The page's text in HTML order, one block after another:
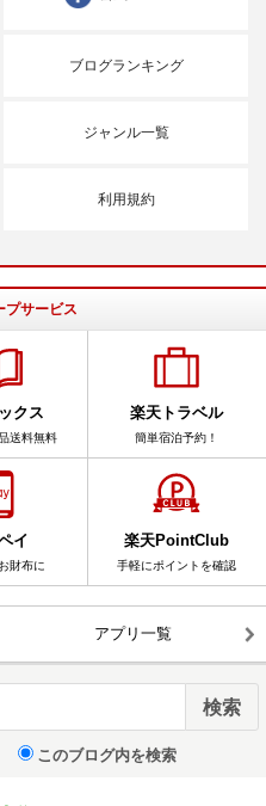
ブログランキング
ジャンル一覧
利用規約
プサービス
クス
送料無料
楽天トラベル
簡単宿泊予約！
イ
財布に
楽天PointClub
手軽にポイントを確認
アプリ一覧
このブログ内を検索